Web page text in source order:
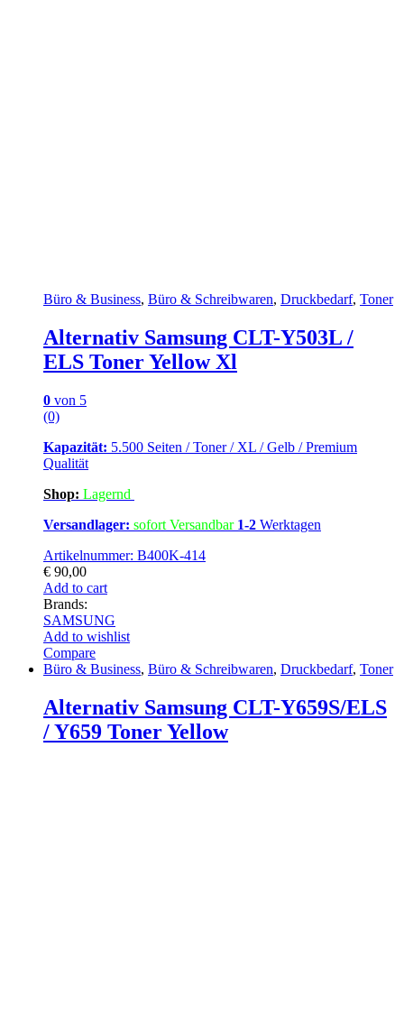
Büro & Business, Büro & Schreibwaren, Druckbedarf, Toner
Alternativ Samsung CLT-Y503L /
ELS Toner Yellow Xl
0 von 5
(0)
Kapazität: 5.500 Seiten / Toner / XL / Gelb / Premium
Qualität
Shop: Lagernd
Versandlager: sofort Versandbar 1-2 Werktagen
Artikelnummer: B400K-414
€ 90,00
Add to cart
Brands:
SAMSUNG
Add to wishlist
Compare
Büro & Business, Büro & Schreibwaren, Druckbedarf, Toner
Alternativ Samsung CLT-Y659S/ELS
/ Y659 Toner Yellow